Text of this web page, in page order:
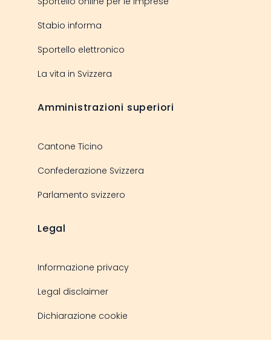
Stabio informa
Sportello elettronico
La vita in Svizzera
Amministrazioni superiori
Cantone Ticino
Confederazione Svizzera
Parlamento svizzero
Legal
Informazione privacy
Legal disclaimer
Dichiarazione cookie